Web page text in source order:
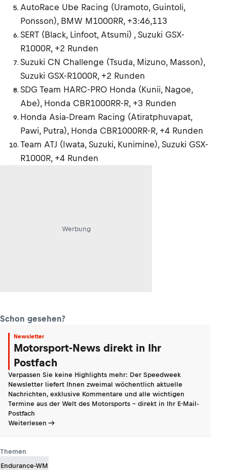
AutoRace Ube Racing (Uramoto, Guintoli,
Ponsson), BMW M1000RR, +3:46,113
SERT (Black, Linfoot, Atsumi) , Suzuki GSX-
R1000R, +2 Runden
Suzuki CN Challenge (Tsuda, Mizuno, Masson),
Suzuki GSX-R1000R, +2 Runden
SDG Team HARC-PRO Honda (Kunii, Nagoe,
Abe), Honda CBR1000RR-R, +3 Runden
Honda Asia-Dream Racing (Atiratphuvapat,
Pawi, Putra), Honda CBR1000RR-R, +4 Runden
Team ATJ (Iwata, Suzuki, Kunimine), Suzuki GSX-
R1000R, +4 Runden
Werbung
Schon gesehen?
Newsletter
Motorsport-News direkt in Ihr
Postfach
Verpassen Sie keine Highlights mehr: Der Speedweek
Newsletter liefert Ihnen zweimal wöchentlich aktuelle
Nachrichten, exklusive Kommentare und alle wichtigen
Termine aus der Welt des Motorsports - direkt in Ihr E-Mail-
Postfach
Weiterlesen
Themen
Endurance-WM